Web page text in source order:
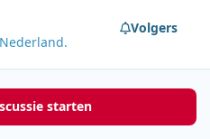
Volgers
starten